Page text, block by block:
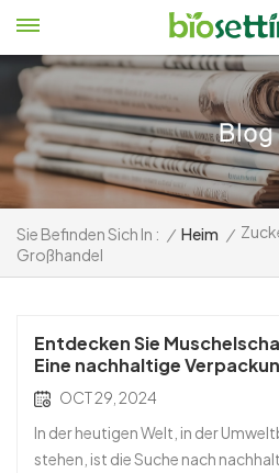
Sie Befinden Sich In : / Heim /
Großhandel
Entdecken Sie
Eine nachhaltige
OCT 29, 2024
In der heutigen Welt, in der
stehen, ist die Suche nach